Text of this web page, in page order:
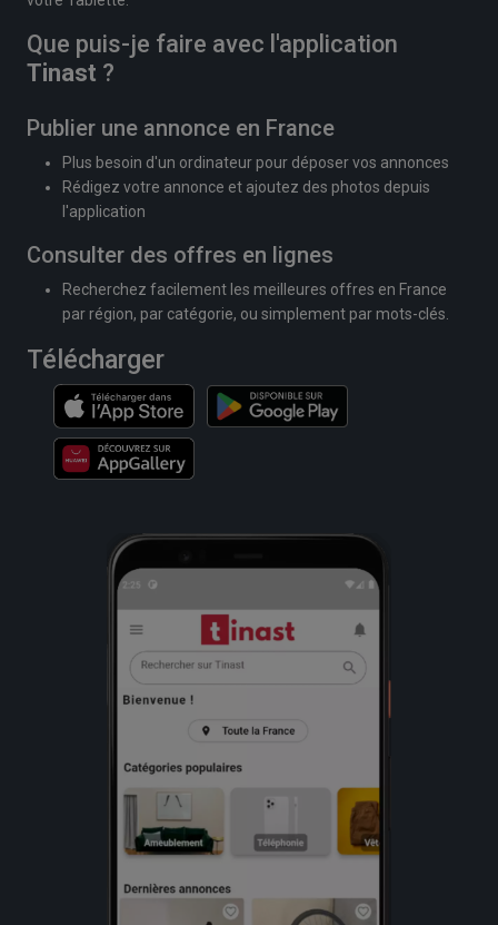
Que puis-je faire avec l'application
Tinast ?
Publier une annonce en France
Plus besoin d'un ordinateur pour déposer vos annonces
Rédigez votre annonce et ajoutez des photos depuis
l'application
Consulter des offres en lignes
Recherchez facilement les meilleures offres en France
par région, par catégorie, ou simplement par mots-clés.
Télécharger